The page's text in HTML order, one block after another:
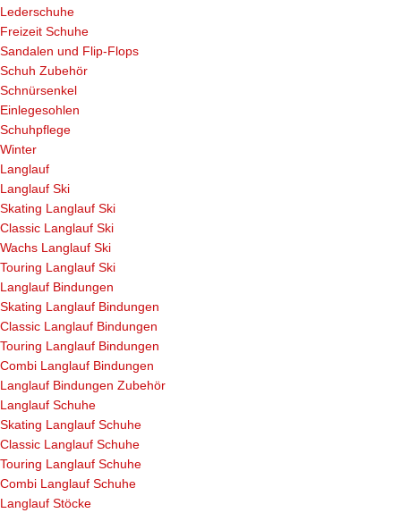
Lederschuhe
Freizeit Schuhe
Sandalen und Flip-Flops
Schuh Zubehör
Schnürsenkel
Einlegesohlen
Schuhpflege
Winter
Langlauf
Langlauf Ski
Skating Langlauf Ski
Classic Langlauf Ski
Wachs Langlauf Ski
Touring Langlauf Ski
Langlauf Bindungen
Skating Langlauf Bindungen
Classic Langlauf Bindungen
Touring Langlauf Bindungen
Combi Langlauf Bindungen
Langlauf Bindungen Zubehör
Langlauf Schuhe
Skating Langlauf Schuhe
Classic Langlauf Schuhe
Touring Langlauf Schuhe
Combi Langlauf Schuhe
Langlauf Stöcke